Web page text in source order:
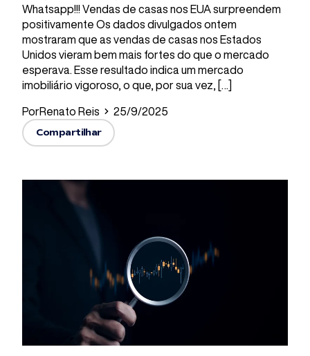
Whatsapp!!! Vendas de casas nos EUA surpreendem
positivamente Os dados divulgados ontem
mostraram que as vendas de casas nos Estados
Unidos vieram bem mais fortes do que o mercado
esperava. Esse resultado indica um mercado
imobiliário vigoroso, o que, por sua vez, […]
PorRenato Reis 25/9/2025
Compartilhar